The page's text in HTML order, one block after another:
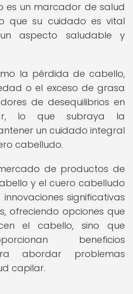
es un marcador de salud
que su cuidado es vital
aspecto saludable y
la pérdida de cabello,
o el exceso de grasa
de desequilibrios en
lo que subraya la
un cuidado integral
cabelludo.
de productos de
y el cuero cabelludo
significativas
ofreciendo opciones que
el cabello, sino que
beneficios
abordar problemas
capilar.